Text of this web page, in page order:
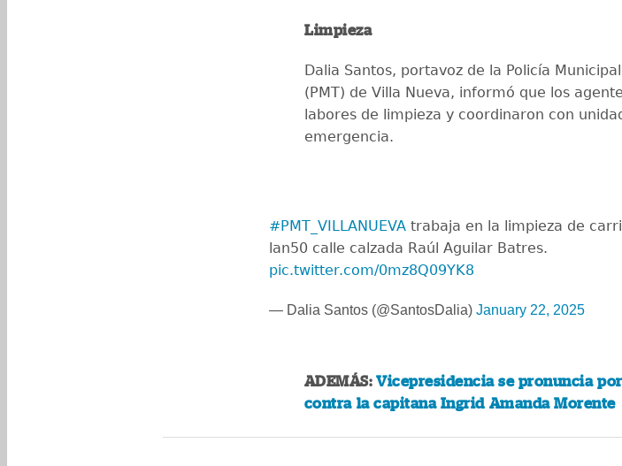
Limpieza
Dalia Santos, portavoz de la Policía
(PMT) de Villa Nueva, informó que los
labores de limpieza y coordinaron con
emergencia.
#PMT_VILLANUEVA trabaja en la limpieza de
lan50 calle calzada Raúl Aguilar Batres.
pic.twitter.com/0mz8Q09YK8
— Dalia Santos (@SantosDalia) January 22, 2025
ADEMÁS:Vicepresidencia se pronuncia
contra la capitana Ingrid Amanda Morente